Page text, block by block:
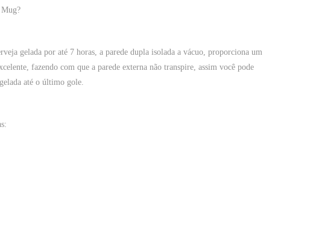
gelada por até 7 horas, a parede dupla isolada a vácuo, proporciona um
fazendo com que a parede externa não transpire, assim você pode
até o último gole.